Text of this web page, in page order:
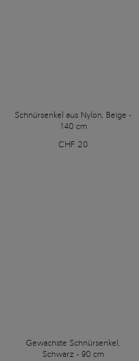
Schnürsenkel aus Nylon, Beige -
140 cm
CHF 20
Gewachste Schnürsenkel,
Schwarz - 90 cm